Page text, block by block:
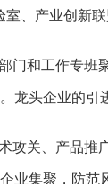
室、产业创新
门和工作专班
龙头企业的引
攻关、产品推
业集聚，防范